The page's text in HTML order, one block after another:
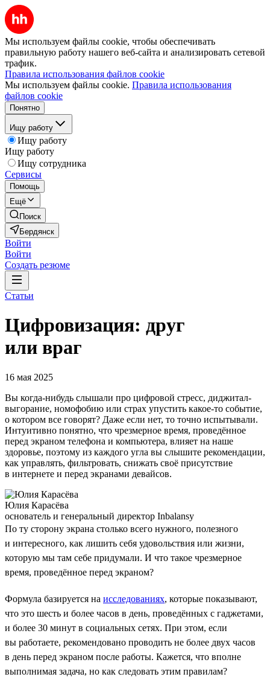
Мы используем файлы cookie, чтобы обеспечивать
правильную работу нашего веб-сайта и анализировать сетевой
трафик.
Правила использования файлов cookie
Мы используем файлы cookie. Правила использования
файлов cookie
Понятно
Ищу работу
Ищу работу
Ищу работу
Ищу сотрудника
Сервисы
Помощь
Ещё
Поиск
Бердянск
Войти
Войти
Создать резюме
Статьи
Цифровизация: друг
или враг
16 мая 2025
Вы когда-нибудь слышали про цифровой стресс, диджитал-
выгорание, номофобию или страх упустить какое-то событие,
о котором все говорят? Даже если нет, то точно испытывали.
Интуитивно понятно, что чрезмерное время, проведённое
перед экраном телефона и компьютера, влияет на наше
здоровье, поэтому из каждого угла вы слышите рекомендации,
как управлять, фильтровать, снижать своё присутствие
в интернете и перед экранами девайсов.
Юлия Карасёва
основатель и генеральный директор Inbalansy
По ту сторону экрана столько всего нужного, полезного
и интересного, как лишить себя удовольствия или жизни,
которую мы там себе придумали. И что такое чрезмерное
время, проведённое перед экраном?
Формула базируется на исследованиях, которые показывают,
что это шесть и более часов в день, проведённых с гаджетами,
и более 30 минут в социальных сетях. При этом, если
вы работаете, рекомендовано проводить не более двух часов
в день перед экраном после работы. Кажется, что вполне
выполнимая задача, но как следовать этим правилам?